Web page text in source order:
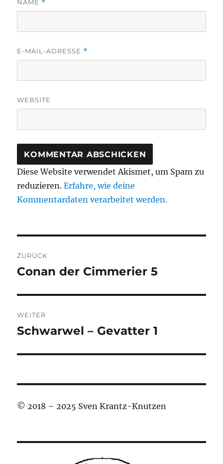
NAME *
E-MAIL-ADRESSE *
WEBSITE
Diese Website verwendet Akismet, um Spam zu
reduzieren.Erfahre, wie deine
Kommentardaten verarbeitet werden.
ZURÜCK
Vorheriger
Conan der Cimmerier 5
WEITER
Nächster
Schwarwel – Gevatter 1
© 2018 – 2025 Sven Krantz-Knutzen